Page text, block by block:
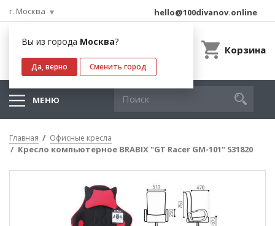
г. Москва
Вы из города Москва?
Да, верно Сменить город
hello@100divanov.online
Корзина
МЕНЮ
Главная Офисные кресла
Кресло компьютерное BRABIX "GT Racer GM-101" 531820